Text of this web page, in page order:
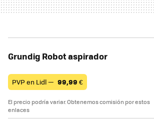
Grundig Robot aspirador
PVP en Lidl — 99,99 €
El precio podría variar. Obtenemos comisión por estos
enlaces